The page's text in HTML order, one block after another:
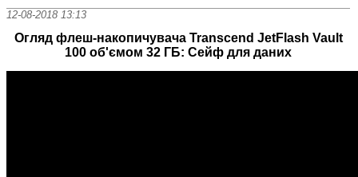
12-08-2018 13:13
Огляд флеш-накопичувача Transcend JetFlash Vault
100 об'ємом 32 ГБ: Сейф для даних